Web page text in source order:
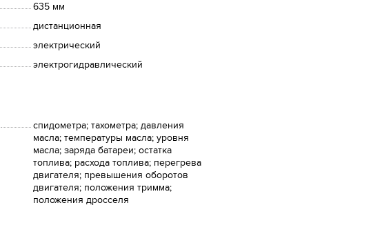
635 мм
дистанционная
электрический
электрогидравлический
спидометра; тахометра; давления
масла; температуры масла; уровня
масла; заряда батареи; остатка
топлива; расхода топлива; перегрева
двигателя; превышения оборотов
двигателя; положения тримма;
положения дросселя